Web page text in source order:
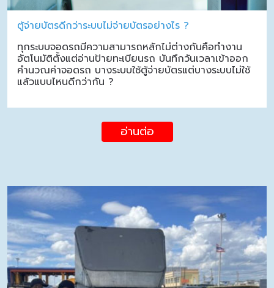
ตู้จ่ายบัตรดีกว่าระบบไม่จ่ายบัตรอย่างไร ?
ทุกระบบจอดรถมีความสามารถหลักไม่ต่างกันคือทำงาน
อัตโนมัติตั้งแต่อ่านป้ายทะเบียนรถ บันทึกวันเวลาเข้าออก
คำนวณค่าจอดรถ บางระบบใช้ตู้จ่ายบัตรแต่บางระบบไม่ใช้
แล้วแบบไหนดีกว่ากัน ?
อ่านต่อ